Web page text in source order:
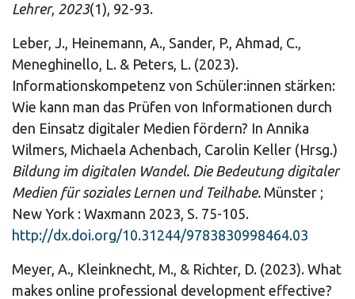
Lehrer, 2023(1), 92-93.
Leber, J., Heinemann, A., Sander, P., Ahmad, C.,
Meneghinello, L. & Peters, L. (2023).
Informationskompetenz von Schüler:innen stärken:
Wie kann man das Prüfen von Informationen durch
den Einsatz digitaler Medien fördern? In Annika
Wilmers, Michaela Achenbach, Carolin Keller (Hrsg.)
Bildung im digitalen Wandel. Die Bedeutung digitaler
Medien für soziales Lernen und Teilhabe. Münster ;
New York : Waxmann 2023, S. 75-105.
http://dx.doi.org/10.31244/9783830998464.03
Meyer, A., Kleinknecht, M., & Richter, D. (2023). What
makes online professional development effective?